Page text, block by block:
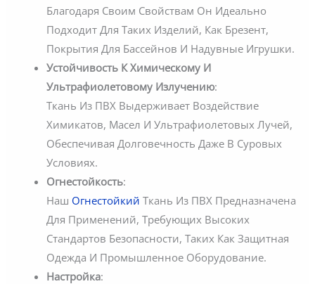
Благодаря Своим Свойствам Он Идеально
Подходит Для Таких Изделий, Как Брезент,
Покрытия Для Бассейнов И Надувные Игрушки.
Устойчивость К Химическому И
Ультрафиолетовому Излучению:
Ткань Из ПВХ Выдерживает Воздействие
Химикатов, Масел И Ультрафиолетовых Лучей,
Обеспечивая Долговечность Даже В Суровых
Условиях.
Огнестойкость:
Наш Огнестойкий Ткань Из ПВХ Предназначена
Для Применений, Требующих Высоких
Стандартов Безопасности, Таких Как Защитная
Одежда И Промышленное Оборудование.
Настройка: